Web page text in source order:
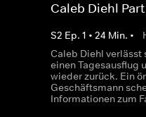
Caleb Diehl Part
S2 Ep. 1 • 24 Min. •
Caleb Diehl verlässt
einen Tagesausflug
wieder zurück. Ein
Geschäftsmann
Informationen zum